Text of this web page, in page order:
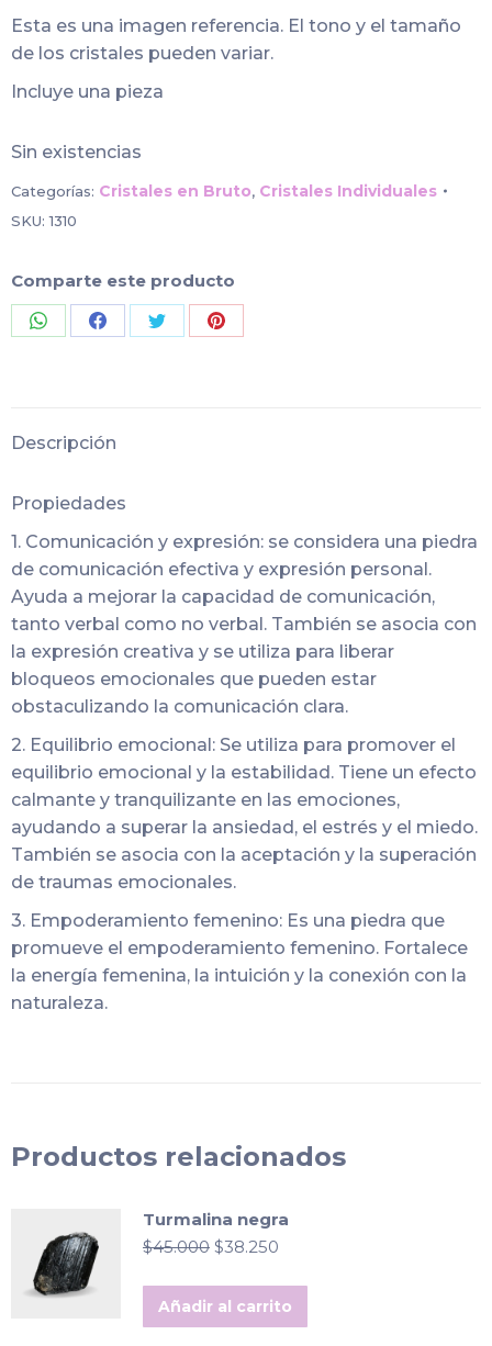
Esta es una imagen referencia. El tono y el tamaño
de los cristales pueden variar.
Incluye una pieza
Sin existencias
Categorías: Cristales en Bruto, Cristales Individuales
SKU:1310
Comparte este producto
Share Share Share Share
Descripción
Propiedades
1. Comunicación y expresión: se considera una piedra
de comunicación efectiva y expresión personal.
Ayuda a mejorar la capacidad de comunicación,
tanto verbal como no verbal. También se asocia con
la expresión creativa y se utiliza para liberar
bloqueos emocionales que pueden estar
obstaculizando la comunicación clara.
2. Equilibrio emocional: Se utiliza para promover el
equilibrio emocional y la estabilidad. Tiene un efecto
calmante y tranquilizante en las emociones,
ayudando a superar la ansiedad, el estrés y el miedo.
También se asocia con la aceptación y la superación
de traumas emocionales.
3. Empoderamiento femenino: Es una piedra que
promueve el empoderamiento femenino. Fortalece
la energía femenina, la intuición y la conexión con la
naturaleza.
Productos relacionados
Turmalina negra
$45.000 El
original
era:
$45.000.
$38.250
actual
es:
$38.250.
Añadir al carrito